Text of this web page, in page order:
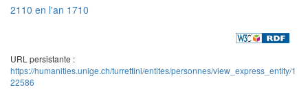
2110 en l'an 1710
URL persistante :
https://humanities.unige.ch/turrettini/entites/personnes/view_express_entity/1
22586